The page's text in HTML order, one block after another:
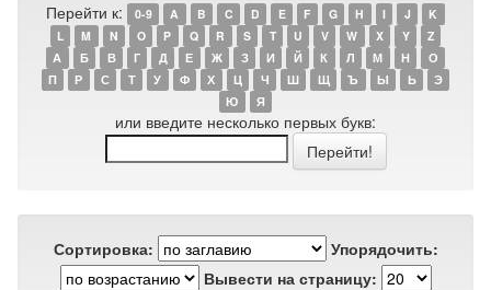
Перейти к: 0-9 A B C D E F G H I J
K
L
M N O P Q R S T U V W X Y
Z
А
Б В Г Д Е Ж З И Й К Л М Н
О
П
Р С Т У Ф Х Ц Ч Ш Щ Ъ Ы Ь
Э
Ю
Я
или введите несколько первых букв:
Сортировка:
Упорядочить:
Вывести на страницу: